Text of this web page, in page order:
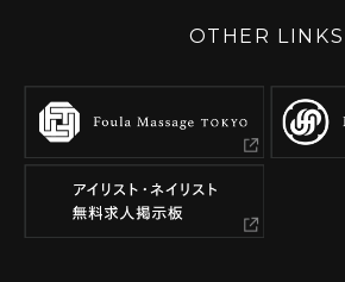
OTHER LINKS